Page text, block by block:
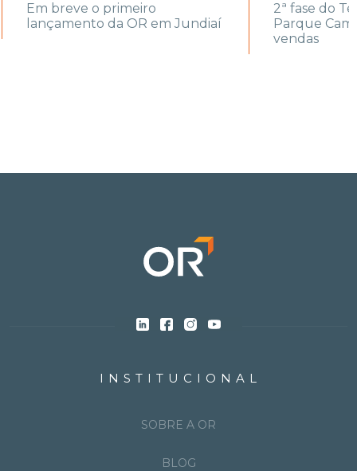
Em breve o primeiro
lançamento da OR em Jundiaí
2ª fase do
Parque
vendas
INSTITUCIONAL
SOBRE A OR
BLOG